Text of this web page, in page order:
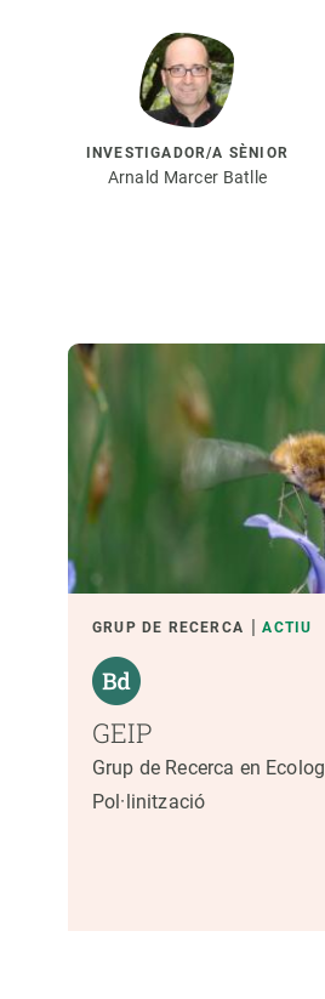
INVESTIGADOR/A SÈNIOR
Arnald Marcer Batlle
GRUP DE RECERCA ACTIU
GEIP
Grup de Recerca en
Pol·linització